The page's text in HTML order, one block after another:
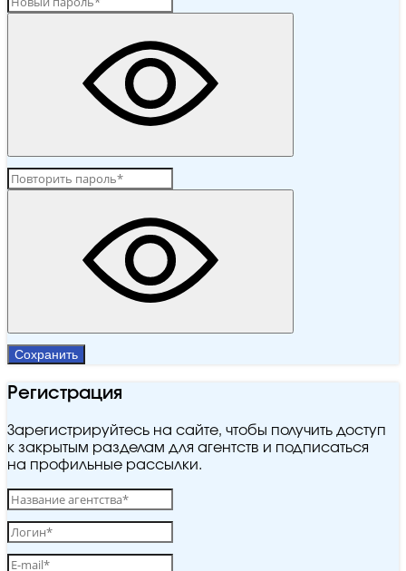
Сохранить
Регистрация
Зарегистрируйтесь на сайте, чтобы получить доступ
к закрытым разделам для агентств и подписаться
на профильные рассылки.